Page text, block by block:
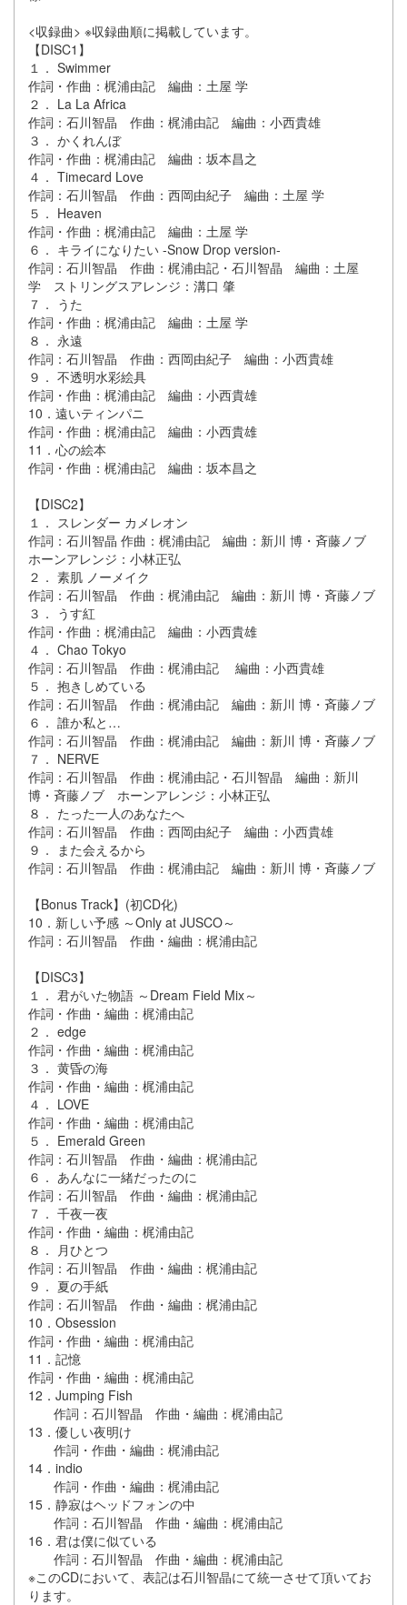
<収録曲> ※収録曲順に掲載しています。
【DISC1】
１． Swimmer
作詞・作曲：梶浦由記 編曲：土屋 学
２． La La Africa
作詞：石川智晶 作曲：梶浦由記 編曲：小西貴雄
３． かくれんぼ
作詞・作曲：梶浦由記 編曲：坂本昌之
４． Timecard Love
作詞：石川智晶 作曲：西岡由紀子 編曲：土屋 学
５． Heaven
作詞・作曲：梶浦由記 編曲：土屋 学
６． キライになりたい -Snow Drop version-
作詞：石川智晶 作曲：梶浦由記・石川智晶 編曲：土屋
学 ストリングスアレンジ：溝口 肇
７． うた
作詞・作曲：梶浦由記 編曲：土屋 学
８． 永遠
作詞：石川智晶 作曲：西岡由紀子 編曲：小西貴雄
９． 不透明水彩絵具
作詞・作曲：梶浦由記 編曲：小西貴雄
10．遠いティンパニ
作詞・作曲：梶浦由記 編曲：小西貴雄
11．心の絵本
作詞・作曲：梶浦由記 編曲：坂本昌之
【DISC2】
１． スレンダー カメレオン
作詞：石川智晶 作曲：梶浦由記 編曲：新川 博・斉藤ノブ
ホーンアレンジ：小林正弘
２． 素肌 ノーメイク
作詞：石川智晶 作曲：梶浦由記 編曲：新川 博・斉藤ノブ
３． うす紅
作詞・作曲：梶浦由記 編曲：小西貴雄
４． Chao Tokyo
作詞：石川智晶 作曲：梶浦由記 編曲：小西貴雄
５． 抱きしめている
作詞：石川智晶 作曲：梶浦由記 編曲：新川 博・斉藤ノブ
６． 誰か私と…
作詞：石川智晶 作曲：梶浦由記 編曲：新川 博・斉藤ノブ
７． NERVE
作詞：石川智晶 作曲：梶浦由記・石川智晶 編曲：新川
博・斉藤ノブ ホーンアレンジ：小林正弘
８． たった一人のあなたへ
作詞：石川智晶 作曲：西岡由紀子 編曲：小西貴雄
９． また会えるから
作詞：石川智晶 作曲：梶浦由記 編曲：新川 博・斉藤ノブ
【Bonus Track】(初CD化)
10．新しい予感 ～Only at JUSCO～
作詞：石川智晶 作曲・編曲：梶浦由記
【DISC3】
１． 君がいた物語 ～Dream Field Mix～
作詞・作曲・編曲：梶浦由記
２． edge
作詞・作曲・編曲：梶浦由記
３． 黄昏の海
作詞・作曲・編曲：梶浦由記
４． LOVE
作詞・作曲・編曲：梶浦由記
５． Emerald Green
作詞：石川智晶 作曲・編曲：梶浦由記
６． あんなに一緒だったのに
作詞：石川智晶 作曲・編曲：梶浦由記
７． 千夜一夜
作詞・作曲・編曲：梶浦由記
８． 月ひとつ
作詞：石川智晶 作曲・編曲：梶浦由記
９． 夏の手紙
作詞：石川智晶 作曲・編曲：梶浦由記
10．Obsession
作詞・作曲・編曲：梶浦由記
11．記憶
作詞・作曲・編曲：梶浦由記
12．Jumping Fish
作詞：石川智晶 作曲・編曲：梶浦由記
13．優しい夜明け
作詞・作曲・編曲：梶浦由記
14．indio
作詞・作曲・編曲：梶浦由記
15．静寂はヘッドフォンの中
作詞：石川智晶 作曲・編曲：梶浦由記
16．君は僕に似ている
作詞：石川智晶 作曲・編曲：梶浦由記
※このCDにおいて、表記は石川智晶にて統一させて頂いてお
ります。